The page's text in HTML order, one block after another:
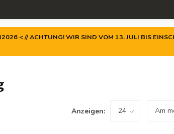
< // ACHTUNG! WIR SIND VOM 13. JULI BIS
Anzeigen: